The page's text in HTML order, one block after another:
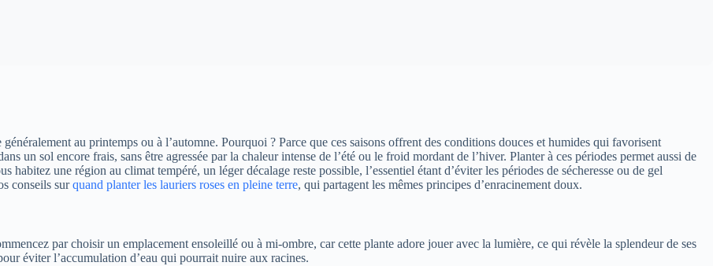
au printemps ou à l’automne. Pourquoi ? Parce que ces saisons offrent des conditions douces et humides qui favorisent
un sol encore frais, sans être agressée par la chaleur intense de l’été ou le froid mordant de l’hiver. Planter à ces périodes permet aussi de
habitez une région au climat tempéré, un léger décalage reste possible, l’essentiel étant d’éviter les périodes de sécheresse ou de gel
conseils surquand planter les lauriers roses en pleine terre, qui partagent les mêmes principes d’enracinement doux.
par choisir un emplacement ensoleillé ou à mi-ombre, car cette plante adore jouer avec la lumière, ce qui révèle la splendeur de ses
éviter l’accumulation d’eau qui pourrait nuire aux racines.